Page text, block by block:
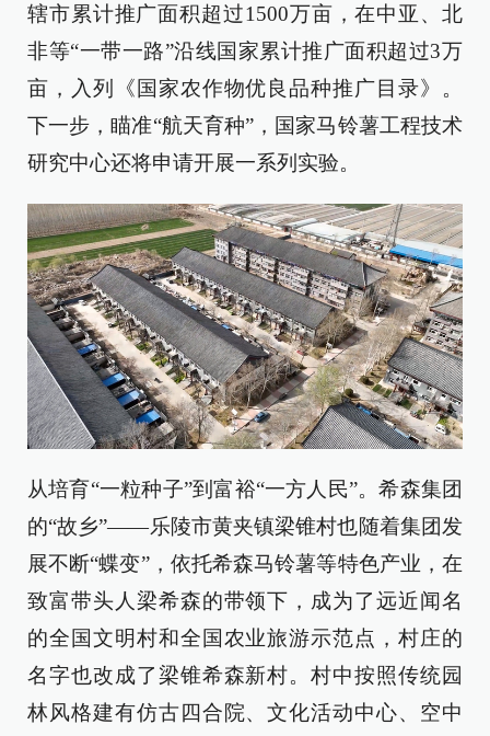
辖市累计推广面积超过1500万亩，在中亚、北
非等“一带一路”沿线国家累计推广面积超过3万
亩，入列《国家农作物优良品种推广目录》。
下一步，瞄准“航天育种”，国家马铃薯工程技术
研究中心还将申请开展一系列实验。
从培育“一粒种子”到富裕“一方人民”。希森集团
的“故乡”——乐陵市黄夹镇梁锥村也随着集团发
展不断“蝶变”，依托希森马铃薯等特色产业，在
致富带头人梁希森的带领下，成为了远近闻名
的全国文明村和全国农业旅游示范点，村庄的
名字也改成了梁锥希森新村。村中按照传统园
林风格建有仿古四合院、文化活动中心、空中